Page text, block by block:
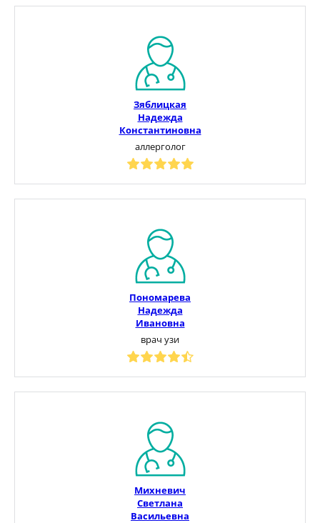
Зяблицкая
Надежда
Константиновна
аллерголог
Пономарева
Надежда
Ивановна
врач узи
Михневич
Светлана
Васильевна